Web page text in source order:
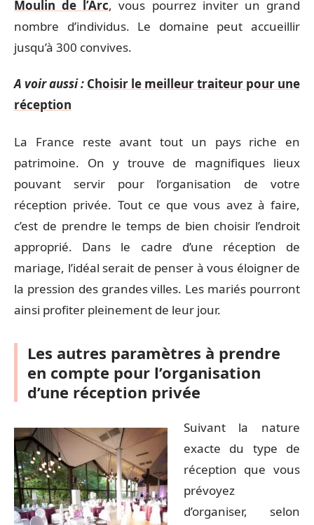
Moulin de l’Arc, vous pourrez inviter un grand
nombre d’individus. Le domaine peut accueillir
jusqu’à 300 convives.
A voir aussi : Choisir le meilleur traiteur pour une
réception
La France reste avant tout un pays riche en
patrimoine. On y trouve de magnifiques lieux
pouvant servir pour l’organisation de votre
réception privée. Tout ce que vous avez à faire,
c’est de prendre le temps de bien choisir l’endroit
approprié. Dans le cadre d’une réception de
mariage, l’idéal serait de penser à vous éloigner de
la pression des grandes villes. Les mariés pourront
ainsi profiter pleinement de leur jour.
Les autres paramètres à prendre
en compte pour l’organisation
d’une réception privée
Suivant la nature
exacte du type de
réception que vous
prévoyez
d’organiser, selon